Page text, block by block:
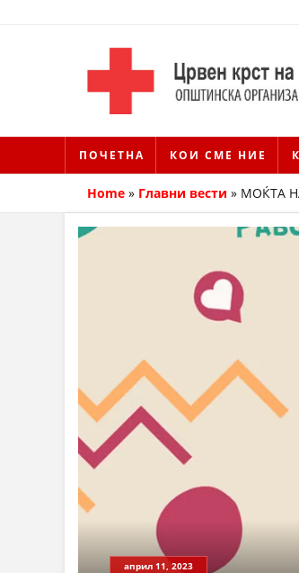
ПОЧЕТНА КОИ СМЕ НИЕ
Home » Главни вести » МОЌТА
април 11, 2023